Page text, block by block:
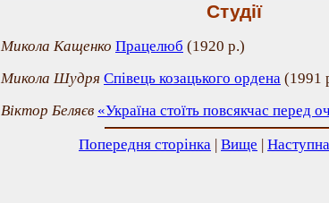
Студії
Микола Кащенко Працелюб (1920 р.)
Микола Шудря Співець козацького ордена (1991
Віктор Беляєв «Україна стоїть повсякчас перед
Попередня сторінка | Вище |